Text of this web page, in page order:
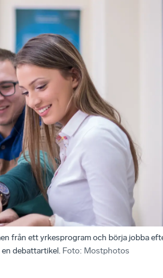
från ett yrkesprogram och börja jobba
debattartikel. Foto: Mostphotos